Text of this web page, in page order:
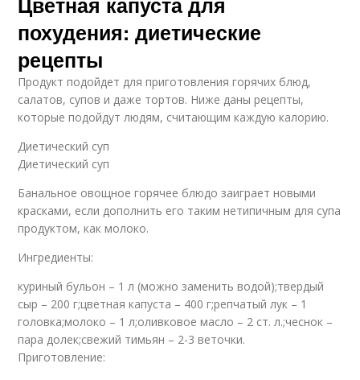
похудения: диетические
рецепты
Продукт подойдет для приготовления горячих блюд,
салатов, супов и даже тортов. Ниже даны рецепты,
которые подойдут людям, считающим каждую калорию.
Диетический суп
Диетический суп
Банальное овощное горячее блюдо заиграет новыми
красками, если дополнить его таким нетипичным для супа
продуктом, как молоко.
Ингредиенты:
куриный бульон – 1 л (можно заменить водой);твердый
сыр – 200 г;цветная капуста – 400 г;репчатый лук – 1
головка;молоко – 1 л;оливковое масло – 2 ст. л.;чеснок –
пара долек;свежий тимьян – 2-3 веточки.
Приготовление: